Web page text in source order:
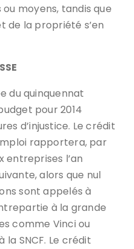
moyens, tandis que
de la propriété s’en
du quinquennat
pour 2014
d’injustice. Le crédit
rapportera, par
entreprises l’an
alors que nul
sont appelés à
à la grande
comme Vinci ou
la SNCF. Le crédit